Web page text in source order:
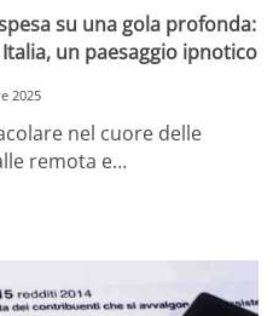
su una gola profonda:
un paesaggio ipnotico
2025
nel cuore delle
remota e…